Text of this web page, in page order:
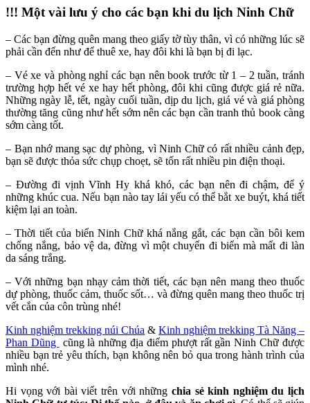
!!! Một vài lưu ý cho các bạn khi du lịch Ninh Chữ
– Các bạn đừng quên mang theo giấy tờ tùy thân, vì có những lúc sẽ
phải cần đến như để thuê xe, hay đôi khi là bạn bị đi lạc.
– Vé xe và phòng nghỉ các bạn nên book trước từ 1 – 2 tuần, tránh
trường hợp hết vé xe hay hết phòng, đôi khi cũng được giá rẻ nữa.
Những ngày lễ, tết, ngày cuối tuần, dịp du lịch, giá vé và giá phòng
thường tăng cũng như hết sớm nên các bạn cần tranh thủ book càng
sớm càng tốt.
– Bạn nhớ mang sạc dự phòng, vì Ninh Chữ có rất nhiều cảnh đẹp,
bạn sẽ được thỏa sức chụp choẹt, sẽ tốn rất nhiều pin điện thoại.
– Đường đi vịnh Vĩnh Hy khá khó, các bạn nên đi chậm, để ý
những khúc cua. Nếu bạn nào tay lái yếu có thể bắt xe buýt, khá tiết
kiệm lại an toàn.
– Thời tiết của biển Ninh Chữ khá nắng gắt, các bạn cần bôi kem
chống nắng, bảo vệ da, đừng vì một chuyến đi biển mà mất đi làn
da sáng trắng.
– Với những bạn nhạy cảm thời tiết, các bạn nên mang theo thuốc
dự phòng, thuốc cảm, thuốc sốt… và đừng quên mang theo thuốc trị
vết cắn của côn trùng nhé!
Kinh nghiệm trekking núi Chúa & Kinh nghiệm trekking Tà Năng –
Phan Dũng cũng là những địa điểm phượt rất gần Ninh Chữ được
nhiều bạn trẻ yêu thích, bạn không nên bỏ qua trong hành trình của
mình nhé.
Hi vọng với bài viết trên với những chia sẻ kinh nghiệm du lịch